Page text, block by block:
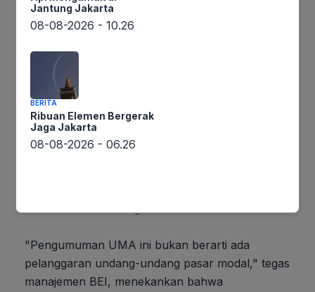
harga yang signifikan menjadi dasar utama BEI
mengambil tindakan preventif.
"Pengumuman UMA ini bukan berarti ada
pelanggaran undang-undang pasar modal," tegas
manajemen BEI, menekankan bahwa
Jantung Jakarta
08-08-2026 - 10.26
BERITA
Ribuan Elemen Bergerak
Jaga Jakarta
08-08-2026 - 06.26